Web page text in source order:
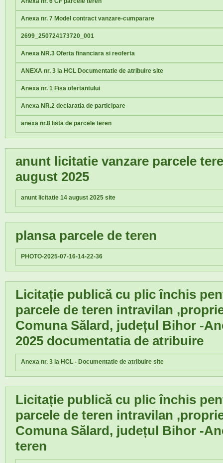
Anexa nr. 7 Model contract vanzare-cumparare
2699_250724173720_001
Anexa NR.3 Oferta financiara si reoferta
ANEXA nr. 3 la HCL Documentatie de atribuire site
Anexa nr. 1 Fișa ofertantului
Anexa NR.2 declaratia de participare
anexa nr.8 lista de parcele teren
anunt licitatie vanzare parcele
august 2025
anunt licitatie 14 august 2025 site
plansa parcele de teren
PHOTO-2025-07-16-14-22-36
Licitație publică cu plic închis
parcele de teren intravilan
Comuna Sălard, județul Bihor -
2025 documentatia de atribuire
Anexa nr. 3 la HCL - Documentatie de atribuire site
Licitație publică cu plic închis
parcele de teren intravilan
Comuna Sălard, județul Bihor -
teren